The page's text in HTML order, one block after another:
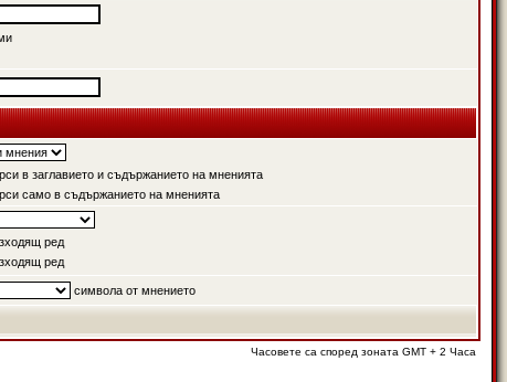
в заглавието и съдържанието на мненията
само в съдържанието на мненията
ред
ред
символа от мнението
Часовете са според зоната GMT + 2 Часа